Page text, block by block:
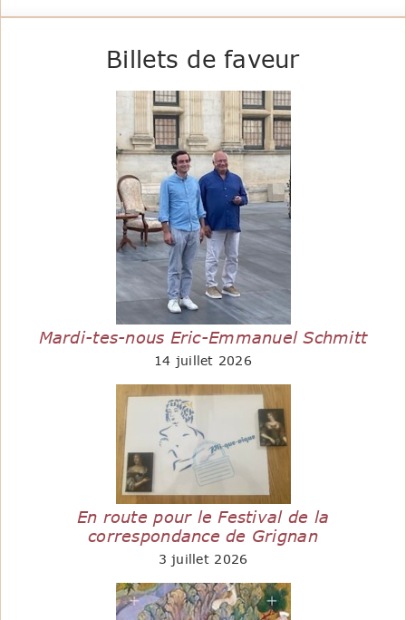
Billets de faveur
Mardi-tes-nous Eric-Emmanuel Schmitt
14 juillet 2026
En route pour le Festival de la
correspondance de Grignan
3 juillet 2026